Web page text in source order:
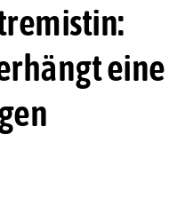
eine